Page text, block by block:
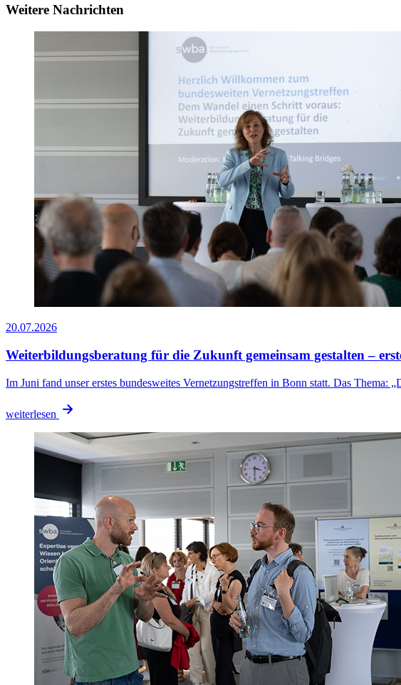
Weitere Nachrichten
20.07.2026
Weiterbildungsberatung für die Zukunft gemeinsam gestalten –
Im Juni fand unser erstes bundesweites Vernetzungstreffen in Bonn statt. Das
weiterlesen